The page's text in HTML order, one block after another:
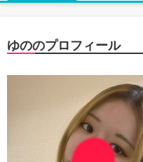
ゆののプロフィール